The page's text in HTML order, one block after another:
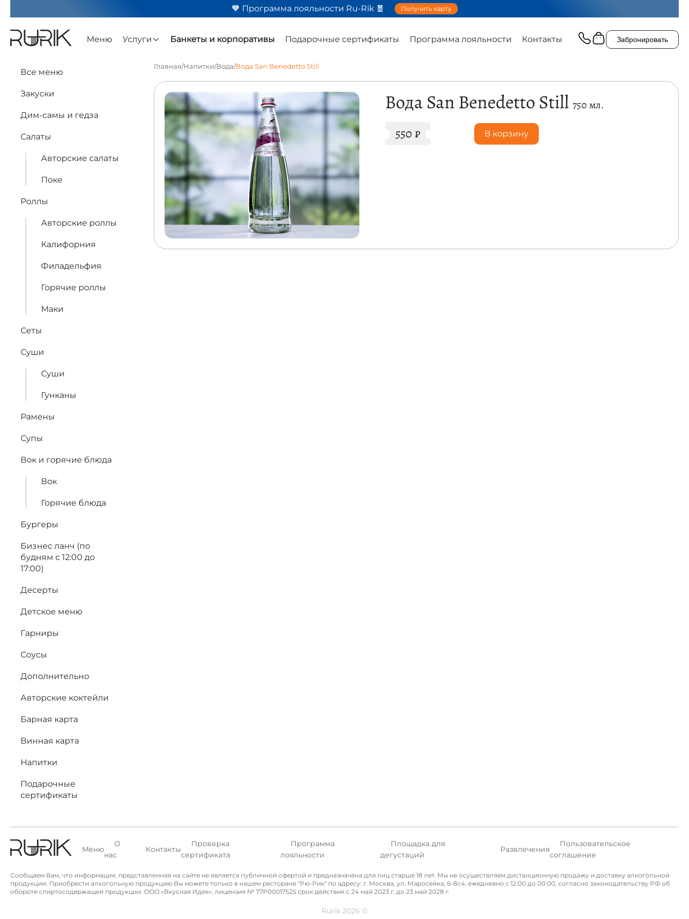
🧡 Программа лояльности Ru-Rik 🧧 Получить карту
Меню Услуги Банкеты и корпоративы Подарочные сертификаты Программа лояльности Контакты Забронировать
Все меню
Закуски
Дим-самы и гедза
Салаты
Авторские салаты
Поке
Роллы
Авторские роллы
Калифорния
Филадельфия
Горячие роллы
Маки
Сеты
Суши
Суши
Гунканы
Рамены
Супы
Вок и горячие блюда
Вок
Горячие блюда
Бургеры
Бизнес ланч (по
будням с 12:00 до
17:00)
Десерты
Детское меню
Гарниры
Соусы
Дополнительно
Авторские коктейли
Барная карта
Винная карта
Напитки
Подарочные
сертификаты
Главная/Напитки/Вода/Вода San Benedetto Still
Вода San Benedetto Still 750 мл.
550 ₽ В корзину
Меню
О
нас
Контакты
Проверка
сертификата
Программа
лояльности
Площадка для
дегустаций
Развлечения
Пользовательское
соглашение
Сообщаем Вам, что информация, представленная на сайте не является публичной офертой и предназначена для лиц старше 18 лет. Мы не осуществляем дистанционную продажу и доставку алкогольной
продукции. Приобрести алкогольную продукцию Вы можете только в нашем ресторане "Рю-Рик" по адресу: г. Москва, ул. Маросейка, 6-8с4, ежедневно с 12:00 до 00:00, согласно законодательству РФ об
обороте спиртосодержащей продукции. ООО «Вкусная Идея», лицензия № 77P00017525 срок действия с 24 май 2023 г. до 23 май 2028 г.
Rurik 2026 ©